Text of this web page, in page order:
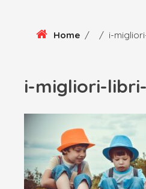
Home / / i-
i-migliori-